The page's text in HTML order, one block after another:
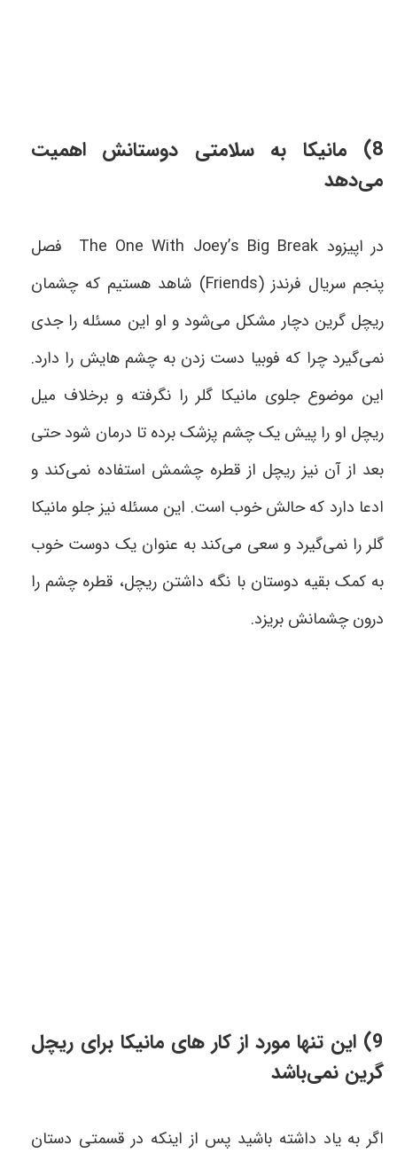
8) مانیکا به سلامتی دوستانش اهمیت
می‌دهد
در اپیزود The One With Joey’s Big Break فصل
پنجم سریال فرندز (Friends) شاهد هستیم که چشمان
ریچل گرین دچار مشکل می‌شود و او این مسئله را جدی
نمی‌گیرد چرا که فوبیا دست زدن به چشم هایش را دارد.
این موضوع جلوی مانیکا گلر را نگرفته و برخلاف میل
ریچل او را پیش یک چشم پزشک برده تا درمان شود حتی
بعد از آن نیز ریچل از قطره چشمش استفاده نمی‌کند و
ادعا دارد که حالش خوب است. این مسئله نیز جلو مانیکا
گلر را نمی‌گیرد و سعی می‌کند به عنوان یک دوست خوب
به کمک بقیه دوستان با نگه داشتن ریچل، قطره چشم را
درون چشمانش بریزد.
9) این تنها مورد از کار های مانیکا برای ریچل
گرین نمی‌باشد
اگر به یاد داشته باشید پس از اینکه در قسمتی دستان